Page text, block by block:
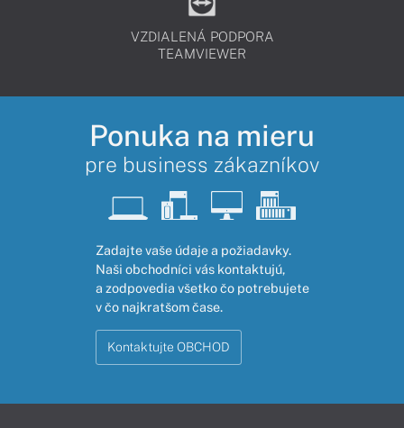
VZDIALENÁ PODPORA
TEAMVIEWER
Ponuka na mieru
pre business zákazníkov
Zadajte vaše údaje a požiadavky.
Naši obchodníci vás kontaktujú,
a zodpovedia všetko čo potrebujete
v čo najkratšom čase.
Kontaktujte OBCHOD